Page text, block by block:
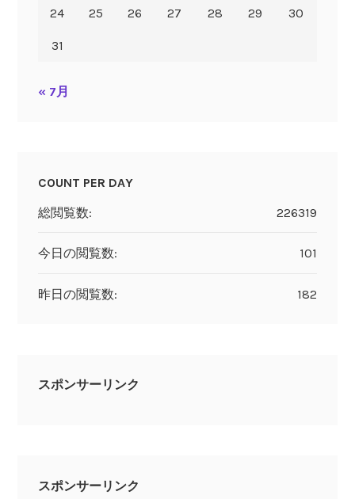
24 25 26 27 28 29 30
31
« 7月
COUNT PER DAY
226319
総閲覧数:
101
今日の閲覧数:
182
昨日の閲覧数:
スポンサーリンク
スポンサーリンク